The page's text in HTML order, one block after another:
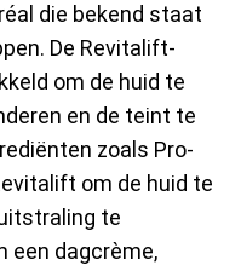
die bekend staat
De Revitalift-
om de huid te
en de teint te
zoals Pro-
om de huid te
te
een dagcrème,